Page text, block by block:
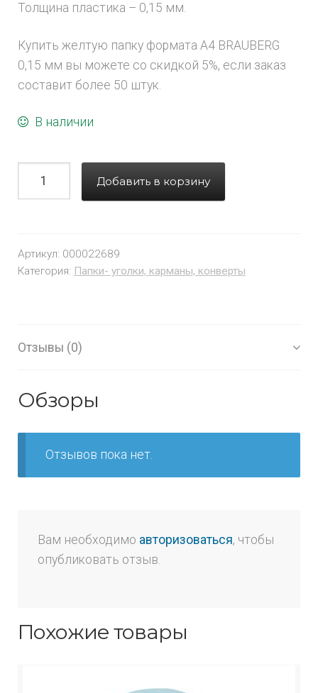
Толщина пластика – 0,15 мм.
Купить желтую папку формата А4 BRAUBERG
0,15 мм вы можете со скидкой 5%, если заказ
составит более 50 штук.
В наличии
Добавить в корзину
Артикул: 000022689
Категория: Папки- уголки, карманы, конверты
Отзывы (0)
Обзоры
Отзывов пока нет.
Вам необходимо авторизоваться, чтобы
опубликовать отзыв.
Похожие товары